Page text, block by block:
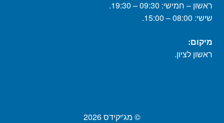
ראשון – חמישי: 09:30 – 19:30.
שישי: 08:00 – 15:00.
מיקום:
ראשון לציון.
© מג'יקידס 2026